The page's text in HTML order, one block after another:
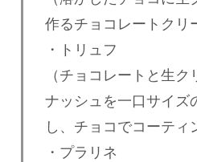
作るチョコレートクリ
・トリュフ
（チョコレートと生
ナッシュを一口サイズ
し、チョコでコーティ
・プラリネ